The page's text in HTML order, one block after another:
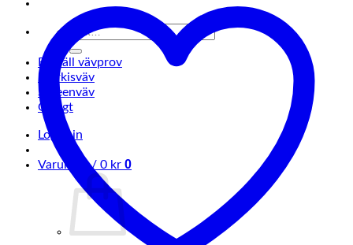
efter:
Beställ vävprov
Markisväv
Screenväv
Övrigt
Logga in
Varukorg / 0 kr 0